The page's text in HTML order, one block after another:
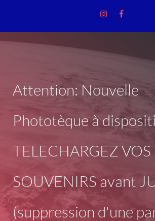
Attention: Nouvelle
Phototèque à
TELECHARGEZ VOS
SOUVENIRS avant
(suppression d'une